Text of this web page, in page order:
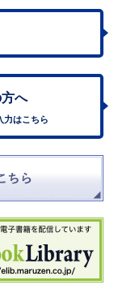
へ
力はこちら